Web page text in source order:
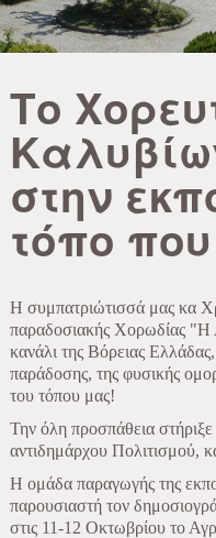
Το
στην
τόπο
Η συμπατριώτισσά μας κα
παραδοσιακής Χορωδίας
κανάλι της Βόρειας Ελλάδας,
παράδοσης, της φυσικής
του τόπου μας!
Την όλη προσπάθεια
αντιδημάρχου Πολιτισμού,
Η ομάδα παραγωγής της
παρουσιαστή τον
στις 11-12 Οκτωβρίου το